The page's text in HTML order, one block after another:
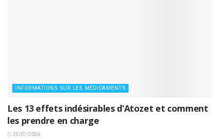
INFORMATIONS SUR LES MÉDICAMENTS
Les 13 effets indésirables d’Atozet et comment
les prendre en charge
25/07/2026